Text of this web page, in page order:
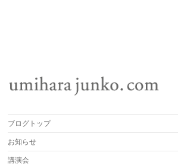
ブログトップ
お知らせ
講演会